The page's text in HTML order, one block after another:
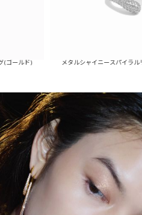
メタルシャイニースパイラルリング(シル